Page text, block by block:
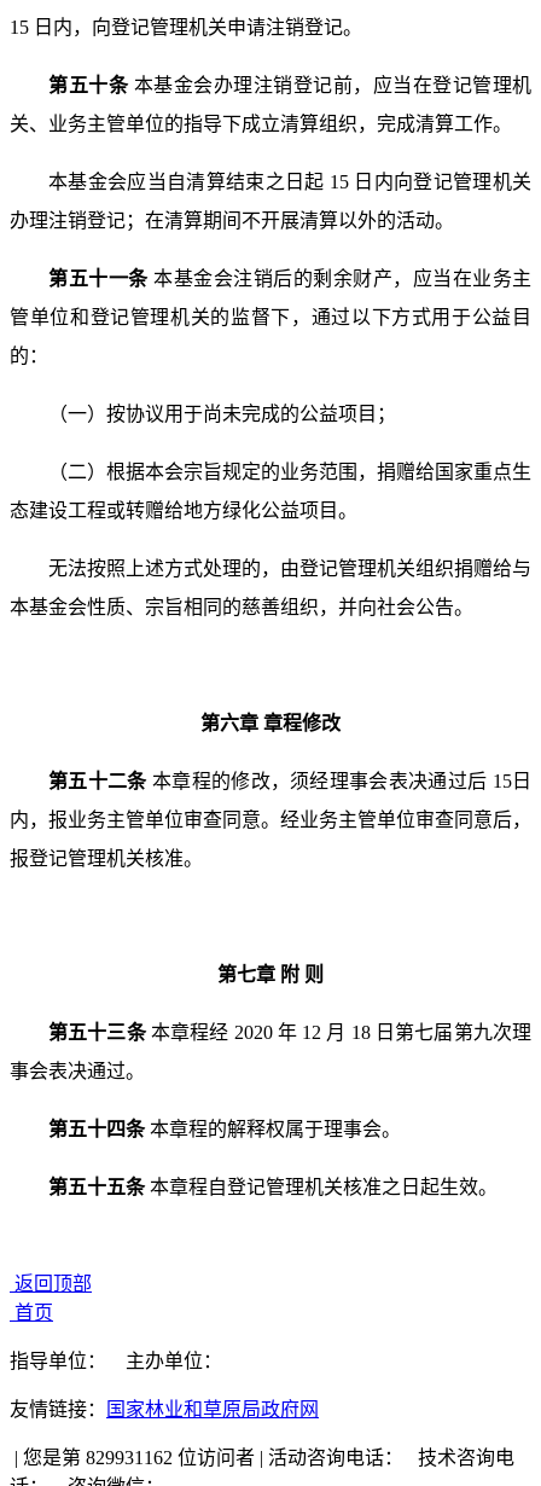
15 日内，向登记管理机关申请注销登记。
第五十条本基金会办理注销登记前，应当在登记管理机
关、业务主管单位的指导下成立清算组织，完成清算工作。
本基金会应当自清算结束之日起 15 日内向登记管理机关
办理注销登记；在清算期间不开展清算以外的活动。
第五十一条本基金会注销后的剩余财产，应当在业务主
管单位和登记管理机关的监督下，通过以下方式用于公益 目
的：
（一）按协议用于尚未完成的公益项目；
（二）根据本会宗旨规定的业务范围，捐赠给国家重点生
态建设工程或转赠给地方绿化公益项目。
无法按照上述方式处理的，由登记管理机关组织捐赠给与
本基金会性质、宗旨相同的慈善组织，并向社会公告。
第六章 章程修改
第五十二条本章程的修改，须经理事会表决通过后 15日
内，报业务主管单位审查同意。经业务主管单位审查同意后，
报登记管理机关核准。
第七章 附 则
第五十三条本章程经 2020 年 12 月 18 日第七届第九次理
事会表决通过。
第五十四条本章程的解释权属于理事会。
第五十五条本章程自登记管理机关核准之日起生效。
返回顶部
首页
指导单位： 主办单位：
友情链接： 国家林业和草原局政府网
| 您是第 829931162 位访问者 | 活动咨询电话：
技术咨询电